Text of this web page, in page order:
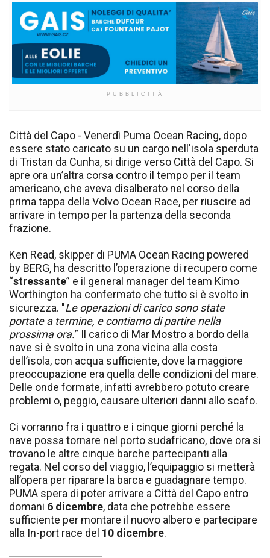
PUBBLICITÀ
Città del Capo - Venerdì Puma Ocean Racing, dopo
essere stato caricato su un cargo nell'isola sperduta
di Tristan da Cunha, si dirige verso Città del Capo. Si
apre ora un’altra corsa contro il tempo per il team
americano, che aveva disalberato nel corso della
prima tappa della Volvo Ocean Race, per riuscire ad
arrivare in tempo per la partenza della seconda
frazione.
Ken Read, skipper di PUMA Ocean Racing powered
by BERG, ha descritto l’operazione di recupero come
“stressante” e il general manager del team Kimo
Worthington ha confermato che tutto si è svolto in
sicurezza. "Le operazioni di carico sono state
portate a termine, e contiamo di partire nella
prossima ora.” Il carico di Mar Mostro a bordo della
nave si è svolto in una zona vicina alla costa
dell’isola, con acqua sufficiente, dove la maggiore
preoccupazione era quella delle condizioni del mare.
Delle onde formate, infatti avrebbero potuto creare
problemi o, peggio, causare ulteriori danni allo scafo.
Ci vorranno fra i quattro e i cinque giorni perché la
nave possa tornare nel porto sudafricano, dove ora si
trovano le altre cinque barche partecipanti alla
regata. Nel corso del viaggio, l’equipaggio si metterà
all’opera per riparare la barca e guadagnare tempo.
PUMA spera di poter arrivare a Città del Capo entro
domani 6 dicembre, data che potrebbe essere
sufficiente per montare il nuovo albero e partecipare
alla In-port race del 10 dicembre.